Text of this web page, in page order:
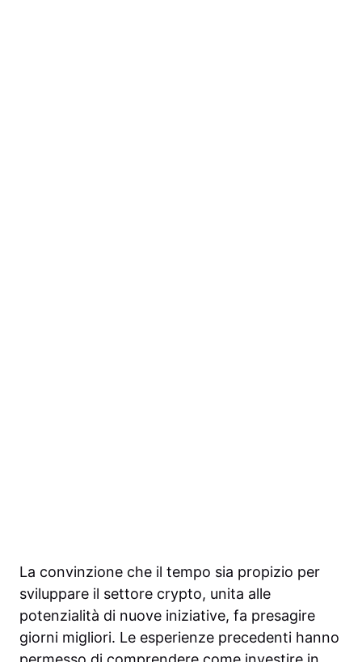
La convinzione che il tempo sia propizio per
sviluppare il settore crypto, unita alle
potenzialità di nuove iniziative, fa presagire
giorni migliori. Le esperienze precedenti hanno